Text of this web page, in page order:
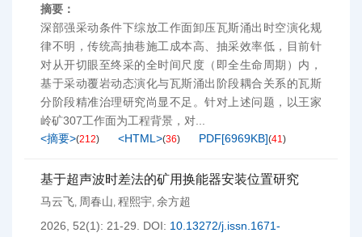
摘要：
深部强采动条件下综放工作面卸压瓦斯涌出时空演化规
律不明，传统高抽巷施工成本高、抽采效率低，目前针
对从开切眼至终采的全时间尺度（即全生命周期）内，
基于采动覆岩动态演化与瓦斯涌出阶段耦合关系的瓦斯
分阶段精准治理研究尚显不足。针对上述问题，以王家
岭矿307工作面为工程背景，对...
<摘要>(212) <HTML>(36) PDF[6969KB](41)
基于超声波时差法的矿用换能器安装位置研究
马云飞, 周春山, 程熙宇, 余方超
2026, 52(1): 21-29.
DOI: 10.13272/j.issn.1671-